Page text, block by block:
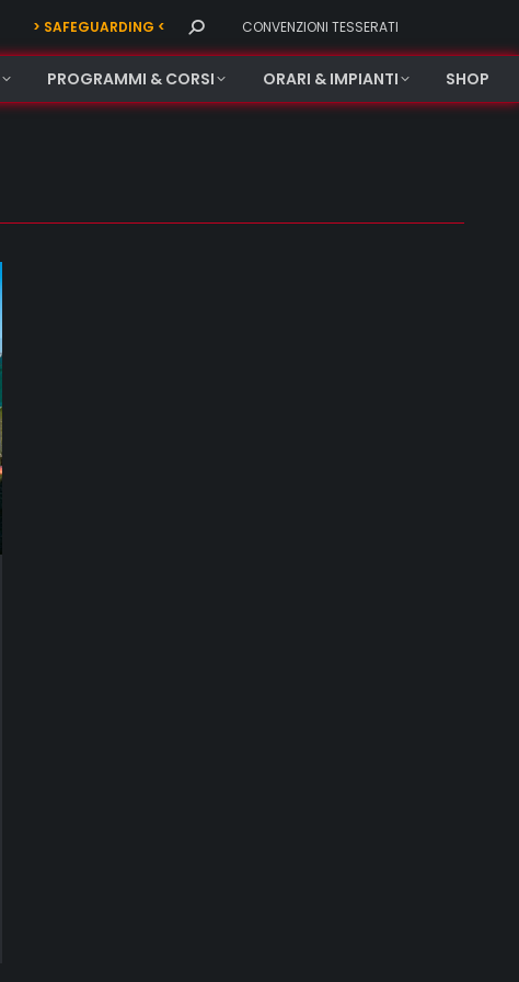
> SAFEGUARDING < Search: CONVENZIONI TESSERATI
PROGRAMMI & CORSI ORARI & IMPIANTI SHOP